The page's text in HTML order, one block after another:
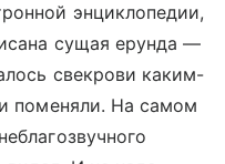
энциклопедии,
сущая ерунда —
свекрови каким-
поменяли. На самом